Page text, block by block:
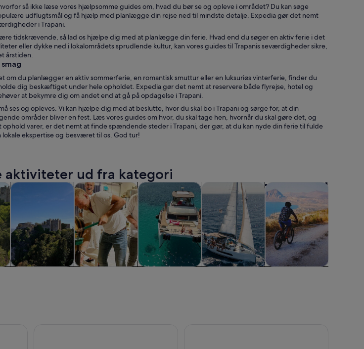
så ikke læse vores hjælpsomme guides om, hvad du bør se og opleve i området? Du kan søge
udflugtsmål og få hjælp med planlægge din rejse ned til mindste detalje. Expedia gør det nemt
i Trapani.
tidskrævende, så lad os hjælpe dig med at planlægge din ferie. Hvad end du søger en aktiv ferie i det
eller dykke ned i lokalområdets sprudlende kultur, kan vores guides til Trapanis seværdigheder sikre,
årstiden.
om du planlægger en aktiv sommerferie, en romantisk smuttur eller en luksuriøs vinterferie, finder du
dig beskæftiget under hele opholdet. Expedia gør det nemt at reservere både flyrejse, hotel og
at bekymre dig om andet end at gå på opdagelse i Trapani.
ses og opleves. Vi kan hjælpe dig med at beslutte, hvor du skal bo i Trapani og sørge for, at din
områder bliver en fest. Læs vores guides om hvor, du skal tage hen, hvornår du skal gøre det, og
ophold varer, er det nemt at finde spændende steder i Trapani, der gør, at du kan nyde din ferie til fulde
ekspertise og besværet til os. God tur!
aktiviteter ud fra kategori
fane
Åbner i en ny fane
Private ture Åbner i en ny fane
Mad, drikke og natteliv Åbner i en ny fane
Krydstogt og bådture Åbner i en ny fane
Vandoplevelser Åbner i en ny fane
UdendørsaktiviteterKurser